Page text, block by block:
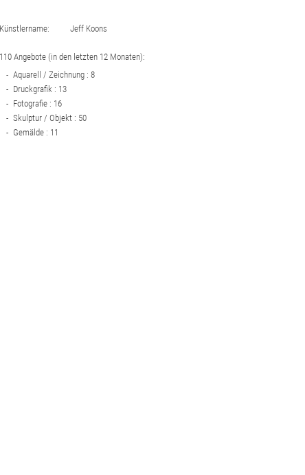
Künstlername: Jeff Koons
110 Angebote (in den letzten 12 Monaten):
Aquarell / Zeichnung : 8
Druckgrafik : 13
Fotografie : 16
Skulptur / Objekt : 50
Gemälde : 11